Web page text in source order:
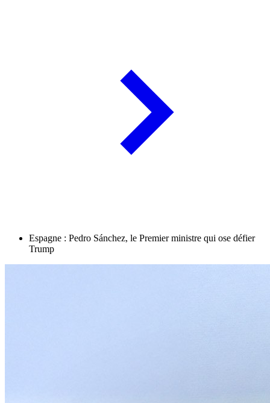
Espagne : Pedro Sánchez, le Premier ministre qui ose défier
Trump